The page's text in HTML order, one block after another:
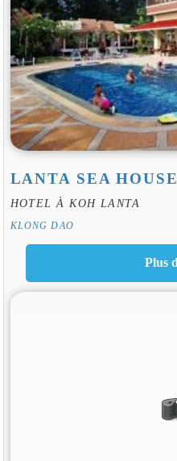
LANTA SEA HOUSE
HOTEL À KOH LANTA
KLONG DAO